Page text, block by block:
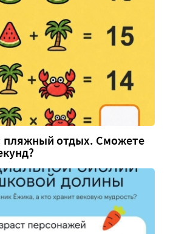
пляжный отдых. Сможете